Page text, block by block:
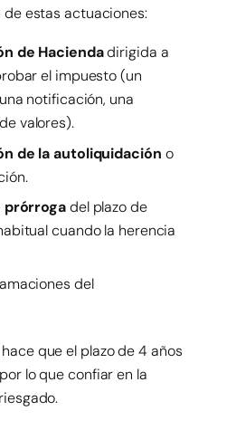
estas actuaciones:
de Haciendadirigida a
el impuesto (un
notificación, una
valores).
de la autoliquidación o
prórrogadel plazo de
cuando la herencia
del
que el plazo de 4 años
lo que confiar en la